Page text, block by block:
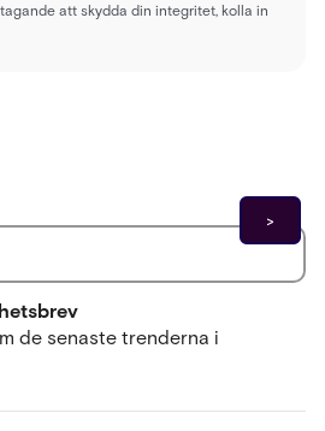
att skydda din integritet, kolla in
de senaste trenderna i